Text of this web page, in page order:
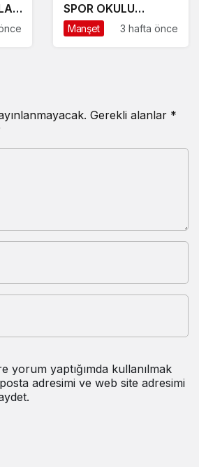
SPOR OKULU
HEYECANI BAŞLADI
Manşet 3 hafta önce
Gerekli alanlar *
yorum yaptığımda kullanılmak
adresimi ve web site adresimi